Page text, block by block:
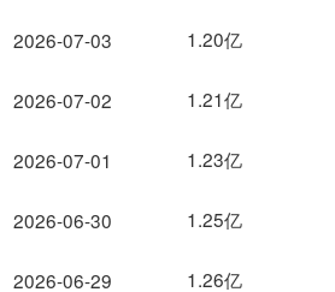
2026-07-03
2026-07-02
2026-07-01
2026-06-30
2026-06-29
1.20亿
1.21亿
1.23亿
1.25亿
1.26亿